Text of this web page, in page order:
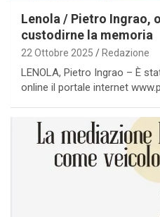
Lenola / Pietro Ingrao,
custodirne la memoria
22 Ottobre 2025 Redazione
LENOLA, Pietro Ingrao – È
online il portale internet